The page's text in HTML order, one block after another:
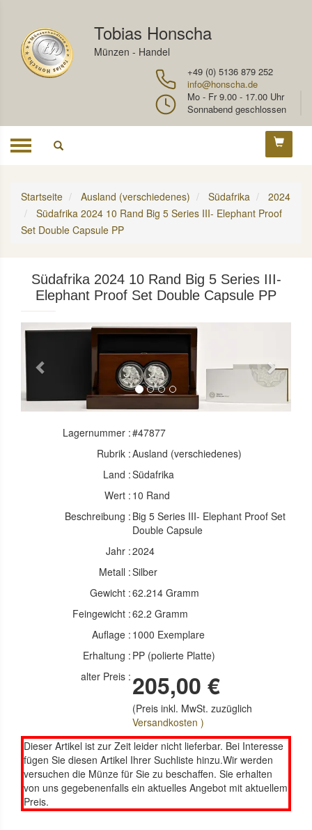
Tobias Honscha
Münzen - Handel
+49 (0) 5136 879 252
info@honscha.de
Mo - Fr 9.00 - 17.00 Uhr
Sonnabend geschlossen
Toggle
Startseite Ausland (verschiedenes) Südafrika
2024
Südafrika 2024 10 Rand Big 5 Series III- Elephant Proof
Set Double Capsule PP
Südafrika 2024 10 Rand Big 5 Series III-
Elephant Proof Set Double Capsule PP
Previous Next
Lagernummer :#47877
Rubrik :Ausland (verschiedenes)
Land :Südafrika
Wert : 10 Rand
Beschreibung : Big 5 Series III- Elephant Proof Set
Double Capsule
Jahr :2024
Metall :Silber
Gewicht :62.214 Gramm
Feingewicht :62.2 Gramm
Auflage : 1000 Exemplare
Erhaltung : PP (polierte Platte)
alter Preis : 205,00 €
(Preis inkl. MwSt. zuzüglich
Versandkosten )
Dieser Artikel ist zur Zeit leider nicht lieferbar. Bei Interesse
fügen Sie diesen Artikel Ihrer Suchliste hinzu.Wir werden
versuchen die Münze für Sie zu beschaffen. Sie erhalten
von uns gegebenenfalls ein aktuelles Angebot mit aktuellem
Preis.